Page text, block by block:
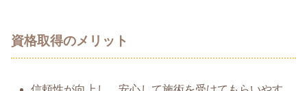
資格取得のメリット